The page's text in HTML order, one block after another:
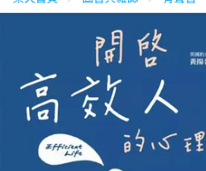
美食蛋糕
居家生活 3C家電